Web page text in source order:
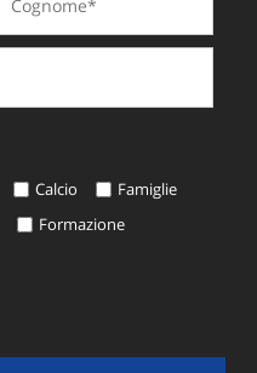
Calcio
Famiglie
Formazione